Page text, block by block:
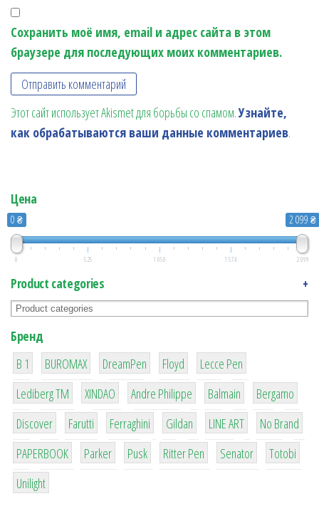
Сохранить моё имя, email и адрес сайта в этом
браузере для последующих моих комментариев.
Этот сайт использует Akismet для борьбы со спамом.Узнайте,
как обрабатываются ваши данные комментариев.
Цена
0 ₴ 2 099 ₴
0 525 1 050 1 574 2 099
Product categories +
Бренд
B 1
1
BUROMAX
1
DreamPen
2
Floyd
2
Lecce Pen
3
Lediberg ТМ
3
XINDAO
1
Andre Philippe
4
Balmain
26
Bergamo
64
Discover
299
Farutti
4
Ferraghini
42
Gildan
4
LINE ART
90
No Brand
8
PAPERBOOK
6
Parker
2
Pusk
22
Ritter Pen
15
Senator
43
Totobi
1
Unilight